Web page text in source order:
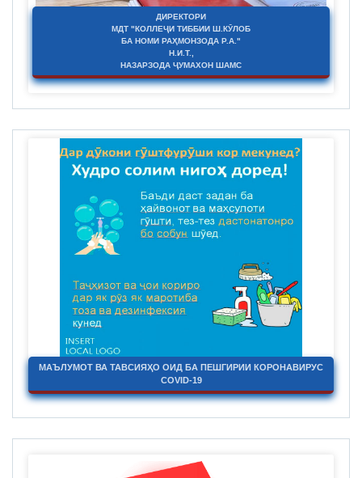
ДИРЕКТОРИ
МДТ "КОЛЛЕҶИ ТИББИИ Ш.КӮЛОБ
БА НОМИ РАҲМОНЗОДА Р.А."
Н.И.Т.,
НАЗАРЗОДА ҶУМАХОН ШАМС
МАЪЛУМОТ ВА ТАВСИЯҲО ОИД БА ПЕШГИРИИ КОРОНАВИРУС
COVID-19